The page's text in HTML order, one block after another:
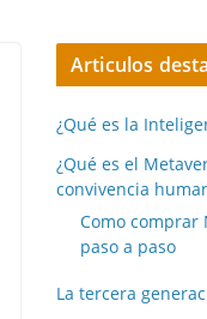
Articulos
¿Qué es la
¿Qué es el
convivencia
Como comprar
paso a paso
La tercera